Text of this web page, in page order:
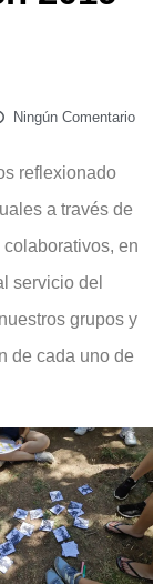
Ningún Comentario
reflexionado
a través de
en
servicio del
grupos y
de cada uno de